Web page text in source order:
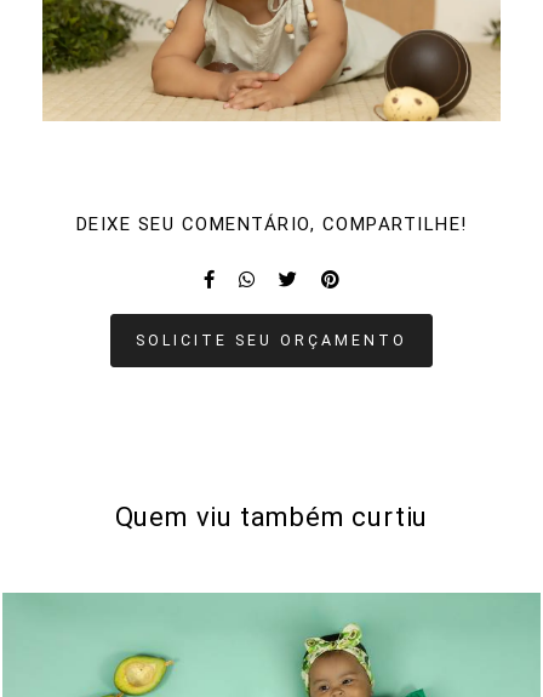
DEIXE SEU COMENTÁRIO, COMPARTILHE!
SOLICITE SEU ORÇAMENTO
Quem viu também curtiu